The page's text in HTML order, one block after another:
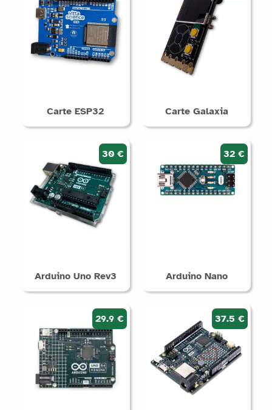
Catégories
Carte ESP32 Carte Galaxia
30 €
Arduino Uno Rev3
32 €
Arduino Nano
29.9 € 37.5 €